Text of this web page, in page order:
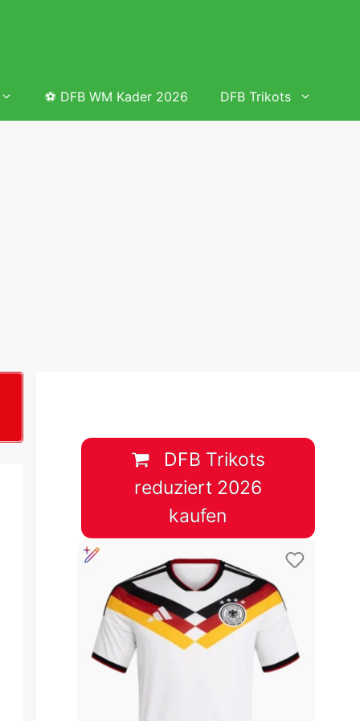
&
&
Tabelle
⚽ DFB WM Kader 2026 DFB Trikots
DFB Trikots
reduziert 2026
kaufen